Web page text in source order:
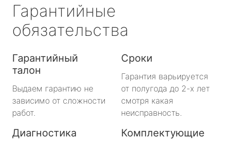
Гарантийные
обязательства
Гарантийный
талон
Выдаем гарантию не
зависимо от сложности
работ.
Сроки
Гарантия варьируется
от полугода до 2-х лет
смотря какая
неисправность.
Диагностика Комплектующие